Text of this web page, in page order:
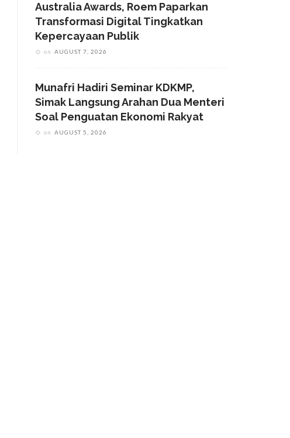
Australia Awards, Roem Paparkan
Transformasi Digital Tingkatkan
Kepercayaan Publik
on AUGUST 7, 2026
Munafri Hadiri Seminar KDKMP,
Simak Langsung Arahan Dua Menteri
Soal Penguatan Ekonomi Rakyat
on AUGUST 5, 2026